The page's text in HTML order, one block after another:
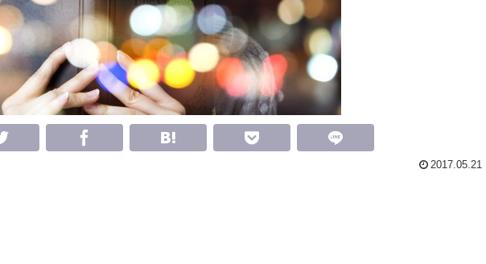
2017.05.21